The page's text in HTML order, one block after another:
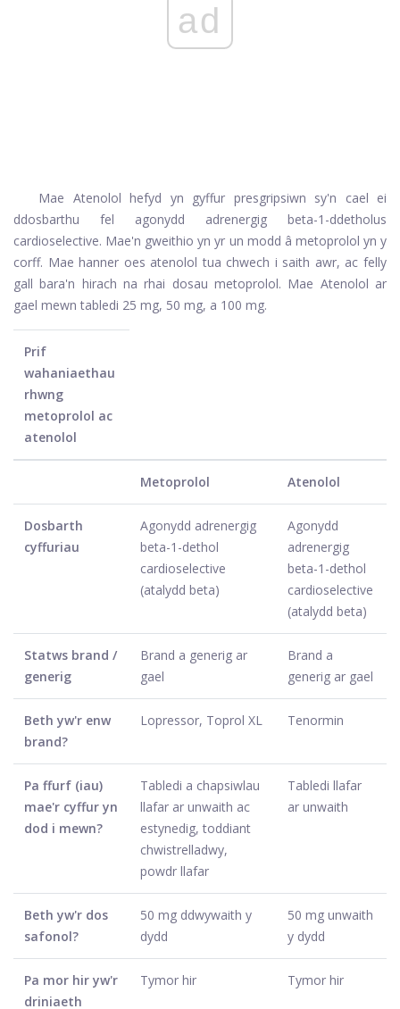
ad
Mae Atenolol hefyd yn gyffur presgripsiwn sy'n cael ei
ddosbarthu fel agonydd adrenergig beta-1-ddetholus
cardioselective. Mae'n gweithio yn yr un modd â metoprolol yn y
corff. Mae hanner oes atenolol tua chwech i saith awr, ac felly
gall bara'n hirach na rhai dosau metoprolol. Mae Atenolol ar
gael mewn tabledi 25 mg, 50 mg, a 100 mg.
Prif
wahaniaethau
rhwng
metoprolol ac
atenolol
Metoprolol Atenolol
Dosbarth
cyffuriau
Agonydd adrenergig
beta-1-dethol
cardioselective
(atalydd beta)
Agonydd
adrenergig
beta-1-dethol
cardioselective
(atalydd beta)
Statws brand /
generig
Brand a generig ar
gael
Brand a
generig ar gael
Beth yw'r enw
brand?
Lopressor, Toprol XL Tenormin
Pa ffurf (iau)
mae'r cyffur yn
dod i mewn?
Tabledi a chapsiwlau
llafar ar unwaith ac
estynedig, toddiant
chwistrelladwy,
powdr llafar
Tabledi llafar
ar unwaith
Beth yw'r dos
safonol?
50 mg ddwywaith y
dydd
50 mg unwaith
y dydd
Pa mor hir yw'r
driniaeth
Tymor hir Tymor hir